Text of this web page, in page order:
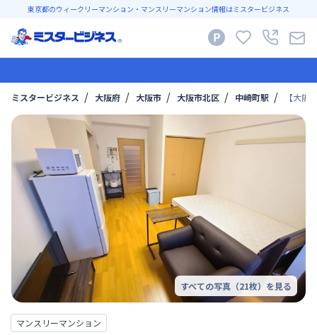
東京都のウィークリーマンション・マンスリーマンション情報はミスタービジネス
ミスタービジネス 大阪府 大阪市 大阪市北区 中崎町駅 【大
すべての写真（21枚）を見る
マンスリーマンション